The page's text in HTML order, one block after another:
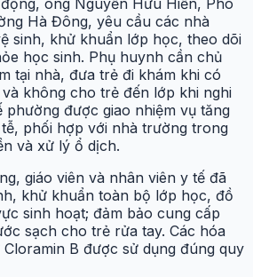
ông Nguyễn Hữu Hiển, Phó
Hà Đông, yêu cầu các nhà
sinh, khử khuẩn lớp học, theo dõi
học sinh. Phụ huynh cần chủ
tại nhà, đưa trẻ đi khám khi có
không cho trẻ đến lớp khi nghi
phường được giao nhiệm vụ tăng
phối hợp với nhà trường trong
và xử lý ổ dịch.
giáo viên và nhân viên y tế đã
khử khuẩn toàn bộ lớp học, đồ
sinh hoạt; đảm bảo cung cấp
sạch cho trẻ rửa tay. Các hóa
B được sử dụng đúng quy